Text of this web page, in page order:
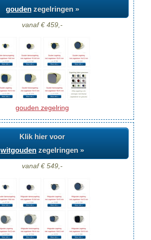
goudenzegelringen »
vanaf € 459,-
gouden zegelring
Klik hier voor
witgouden zegelringen »
vanaf € 549,-